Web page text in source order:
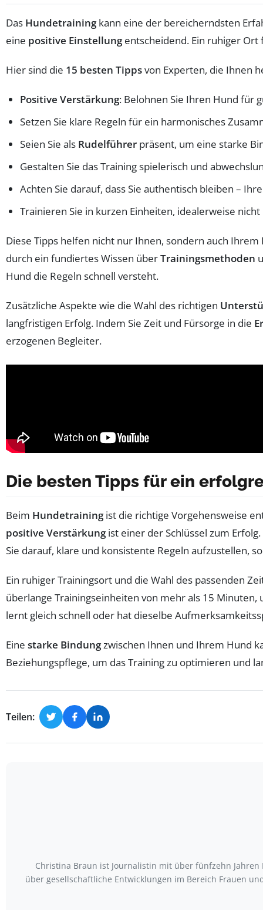
Das Hundetrainingkann eine der bereicherndsten
eine positive Einstellungentscheidend. Ein ruhiger Ort
Hier sind die 15 besten Tippsvon Experten, die Ihnen
Positive Verstärkung: Belohnen Sie Ihren Hund für
Setzen Sie klare Regeln für ein harmonisches
Seien Sie als Rudelführer präsent, um eine starke
Gestalten Sie das Training spielerisch und
Achten Sie darauf, dass Sie authentisch bleiben –
Trainieren Sie in kurzen Einheiten, idealerweise
Diese Tipps helfen nicht nur Ihnen, sondern auch
durch ein fundiertes Wissen überTrainingsmethoden
Hund die Regeln schnell versteht.
Zusätzliche Aspekte wie die Wahl des richtigen
langfristigen Erfolg. Indem Sie Zeit und Fürsorge in die
erzogenen Begleiter.
Die besten Tipps für ein
Beim Hundetrainingist die richtige Vorgehensweise
positive Verstärkungist einer der Schlüssel zum
Sie darauf, klare und konsistente Regeln aufzustellen,
Ein ruhiger Trainingsort und die Wahl des passenden
überlange Trainingseinheiten von mehr als 15
lernt gleich schnell oder hat dieselbe
Eine starke Bindungzwischen Ihnen und Ihrem Hund
Beziehungspflege, um das Training zu optimieren und
Teilen:
Christina Braun ist Journalistin mit über fünfzehn
über gesellschaftliche Entwicklungen im Bereich Frauen